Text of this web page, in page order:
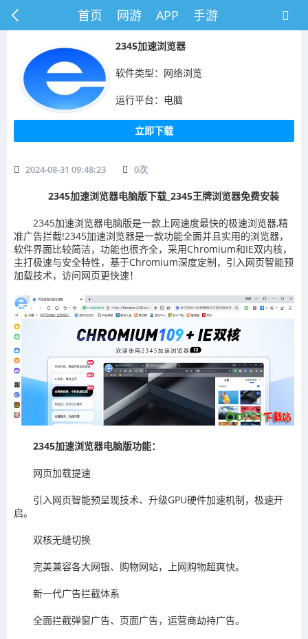
首页 网游 APP 手游
2345加速浏览器
软件类型：网络浏览
运行平台：电脑
立即下载
2024-08-31 09:48:23 0次
2345加速浏览器电脑版下载_2345王牌浏览器免费安装
2345加速浏览器电脑版是一款上网速度最快的极速浏览器,精
准广告拦截!2345加速浏览器是一款功能全面并且实用的浏览器，
软件界面比较简洁，功能也很齐全，采用Chromium和IE双内核，
主打极速与安全特性，基于Chromium深度定制，引入网页智能预
加载技术，访问网页更快速！
2345加速浏览器电脑版功能：
网页加载提速
引入网页智能预呈现技术、升级GPU硬件加速机制，极速开
启。
双核无缝切换
完美兼容各大网银、购物网站，上网购物超爽快。
新一代广告拦截体系
全面拦截弹窗广告、页面广告，运营商劫持广告。